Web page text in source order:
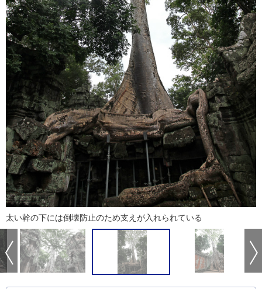
太い幹の下には倒壊防止のため支えが入れられている